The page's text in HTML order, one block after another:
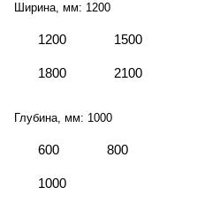
Ширина, мм: 1200
1200 1500
1800 2100
Глубина, мм: 1000
600 800
1000